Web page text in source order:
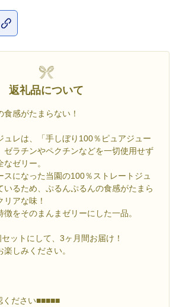
返礼品について
感がたまらない！
ュレは、「手しぼり100％ピュアジュー
ゼラチンやペクチンなどを一切使用せず
ゼリー。
スになった当園の100％ストレートジュ
いるため、ぷるんぷるんの食感がたまら
アな味！
をそのまんまゼリーにした一品。
ットにして、3ヶ月間お届け！
しみください。
ください■■■■■